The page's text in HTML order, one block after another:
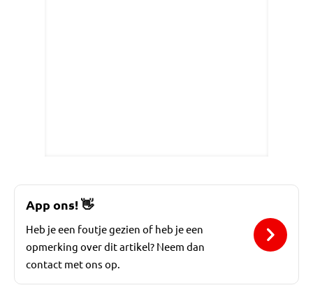
App ons!👋
Heb je een foutje gezien of heb je een
opmerking over dit artikel? Neem dan
contact met ons op.